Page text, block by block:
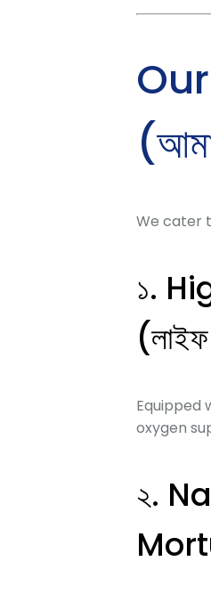
We cater
১.
(লাইফ
Equipped
oxygen
২.